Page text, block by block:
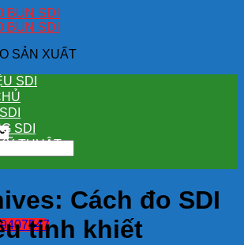
SẢN XUẤT
SDI
SDI
THUẬT
Cách đo SDI
tinh khiết